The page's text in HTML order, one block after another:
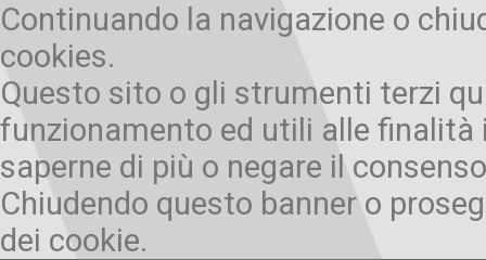
Continuando la navigazione o
cookies.
Questo sito o gli strumenti terzi
funzionamento ed utili alle
saperne di più o negare il
Chiudendo questo banner o
dei cookie.